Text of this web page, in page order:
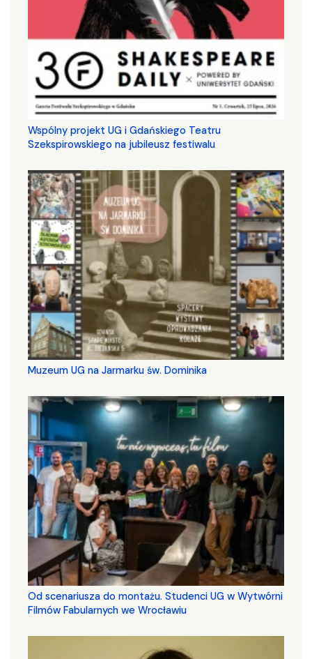
Wspólny projekt UG i Gdańskiego Teatru
Szekspirowskiego na jubileusz festiwalu
Muzeum UG na Jarmarku św. Dominika
Od scenariusza do montażu. Studenci UG w Wytwórni
Filmów Fabularnych we Wrocławiu